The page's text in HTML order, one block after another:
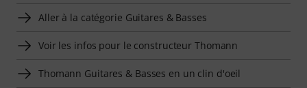
Aller à la catégorie Guitares & Basses
Voir les infos pour le constructeur Thomann
Thomann Guitares & Basses en un clin d'oeil